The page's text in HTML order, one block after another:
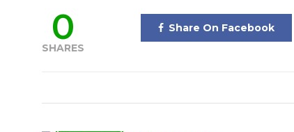
0
SHARES
Share On Facebook